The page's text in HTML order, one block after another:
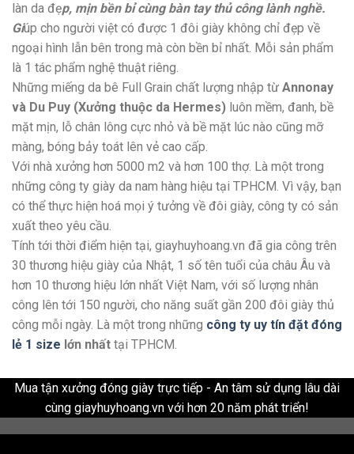
làn da đẹp, mịn bền bỉ cùng bàn tay thủ công lành nghề.
Giúp cho người việt có được 1 đôi giày không chỉ đẹp về
ngoại hình lẫn bên trong mà còn bền bỉ nhất. Mỗi sản phẩm
là 1 tác phẩm nghệ thuật riêng.
Những miếng da bê Full Grain chất lượng nhập từ Annonay
và Du Puy (Xưởng thuộc da Hermes) luôn mềm, đanh, bề
mặt mịn, lỗ chân lông cực nhỏ và bề mặt lúc nào cũng mỡ
màng, bóng bảy toát lên vẻ cao cấp.
Với nhà xưởng hơn 5000 m2 và hơn 100 thợ. Là một trong
những công ty giày da nam hàng hiệu tại TPHCM. Vì vậy, bạn
có thể thực hiện hoá mọi ý tưởng về đôi giày, công ty có sản
xuất theo yêu cầu.
Tính tới thời điểm hiện tại, giayhuyhoang.vn đã gia công trên
30 thương hiệu giày của Nhật, 1 số tên tuổi của châu Âu và
hơn 10 thương hiệu lớn nhất Việt Nam, với số lượng nhân
công lên tới 150 người, cho năng suất gần 200 đôi giày thủ
công mỗi ngày. Là một trong những công ty uy tín đặt đóng
lẻ 1 size lớn nhất tại TPHCM.
Mua tận xưởng đóng giày trực tiếp - An tâm sử dụng lâu dài
cùng giayhuyhoang.vn với hơn 20 năm phát triển!